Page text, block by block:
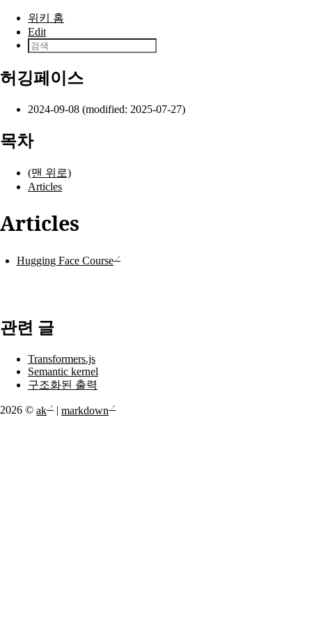
본문으로 건너뛰기
위키 홈
Edit
허깅페이스
2024-09-08 (modified: 2025-07-27)
목차
(맨 위로)
Articles
Articles
Hugging Face Course
관련 글
Transformers.js
Semantic kernel
구조화된 출력
2026 © ak markdown